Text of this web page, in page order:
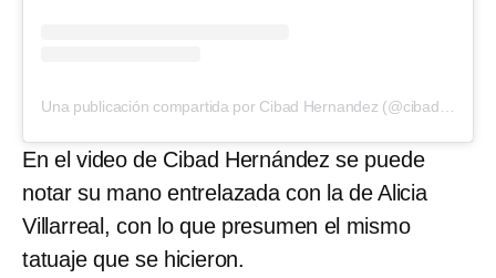
En el video de Cibad Hernández se puede
notar su mano entrelazada con la de Alicia
Villarreal, con lo que presumen el mismo
tatuaje que se hicieron.